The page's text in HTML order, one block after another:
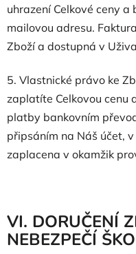
uhrazení Celkové ceny
mailovou adresu.
Zboží a dostupná v
5. Vlastnické právo ke
zaplatíte Celkovou cenu
platby bankovním
připsáním na Náš účet,
zaplacena v okamžik
VI. DORUČENÍ
NEBEZPEČÍ